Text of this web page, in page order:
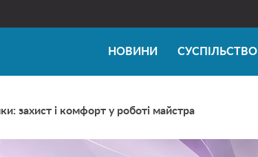
НОВИНИ СУСПІЛЬСТВО
захист і комфорт у роботі майстра